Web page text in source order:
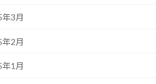
年3月
年2月
年1月